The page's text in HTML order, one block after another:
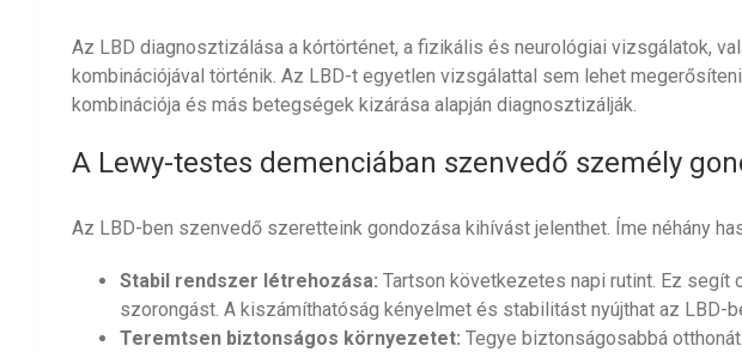
Az LBD diagnosztizálása a kórtörténet, a fizikális és neurológiai vizsgálatok,
kombinációjával történik. Az LBD-t egyetlen vizsgálattal sem lehet
kombinációja és más betegségek kizárása alapján diagnosztizálják.
A Lewy-testes demenciában szenvedő személy
Az LBD-ben szenvedő szeretteink gondozása kihívást jelenthet. Íme néhány
Stabil rendszer létrehozása: Tartson következetes napi rutint. Ez segít
szorongást. A kiszámíthatóság kényelmet és stabilitást nyújthat az LBD-
Teremtsen biztonságos környezetet: Tegye biztonságosabbá